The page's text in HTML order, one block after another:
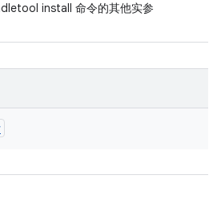
install 命令的其他实参